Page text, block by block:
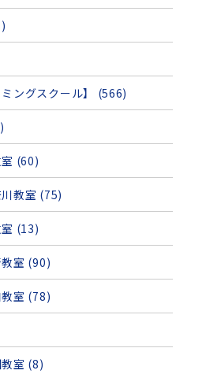
ミングスクール】 (566)
(60)
教室 (75)
(13)
室 (90)
室 (78)
室 (8)